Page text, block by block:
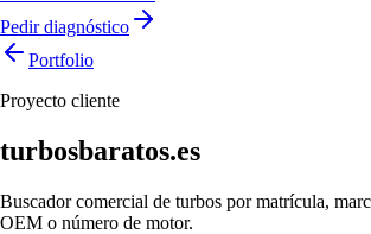
Pedir diagnóstico
Portfolio
Proyecto cliente
turbosbaratos.es
Buscador comercial de turbos por matrícula,
OEM o número de motor.